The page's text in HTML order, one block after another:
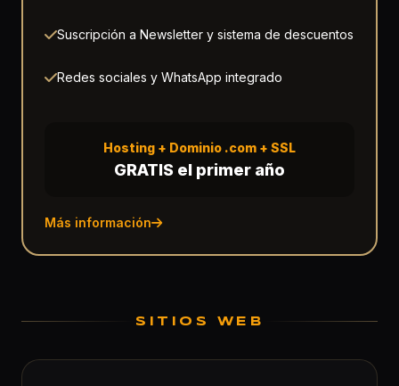
Suscripción a Newsletter y sistema de descuentos
Redes sociales y WhatsApp integrado
Hosting + Dominio .com + SSL
GRATIS el primer año
Más información
SITIOS WEB